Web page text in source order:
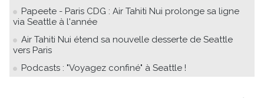
Papeete - Paris CDG : Air Tahiti Nui prolonge sa ligne
via Seattle à l'année
Air Tahiti Nui étend sa nouvelle desserte de Seattle
vers Paris
Podcasts : "Voyagez confiné" à Seattle !